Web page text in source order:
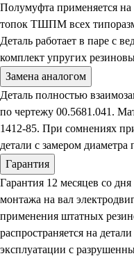
Полумуфта применяется на
топок ТШПМ всех
Деталь работает в паре с
комплект упругих
Замена аналогом
Деталь полностью
по чертежу 00.5681.041.
1412-85. При сомнениях
детали с замером диаметра
Гарантия
Гарантия 12 месяцев со
монтажа на вал
применения штатных
распространяется на
эксплуатации с